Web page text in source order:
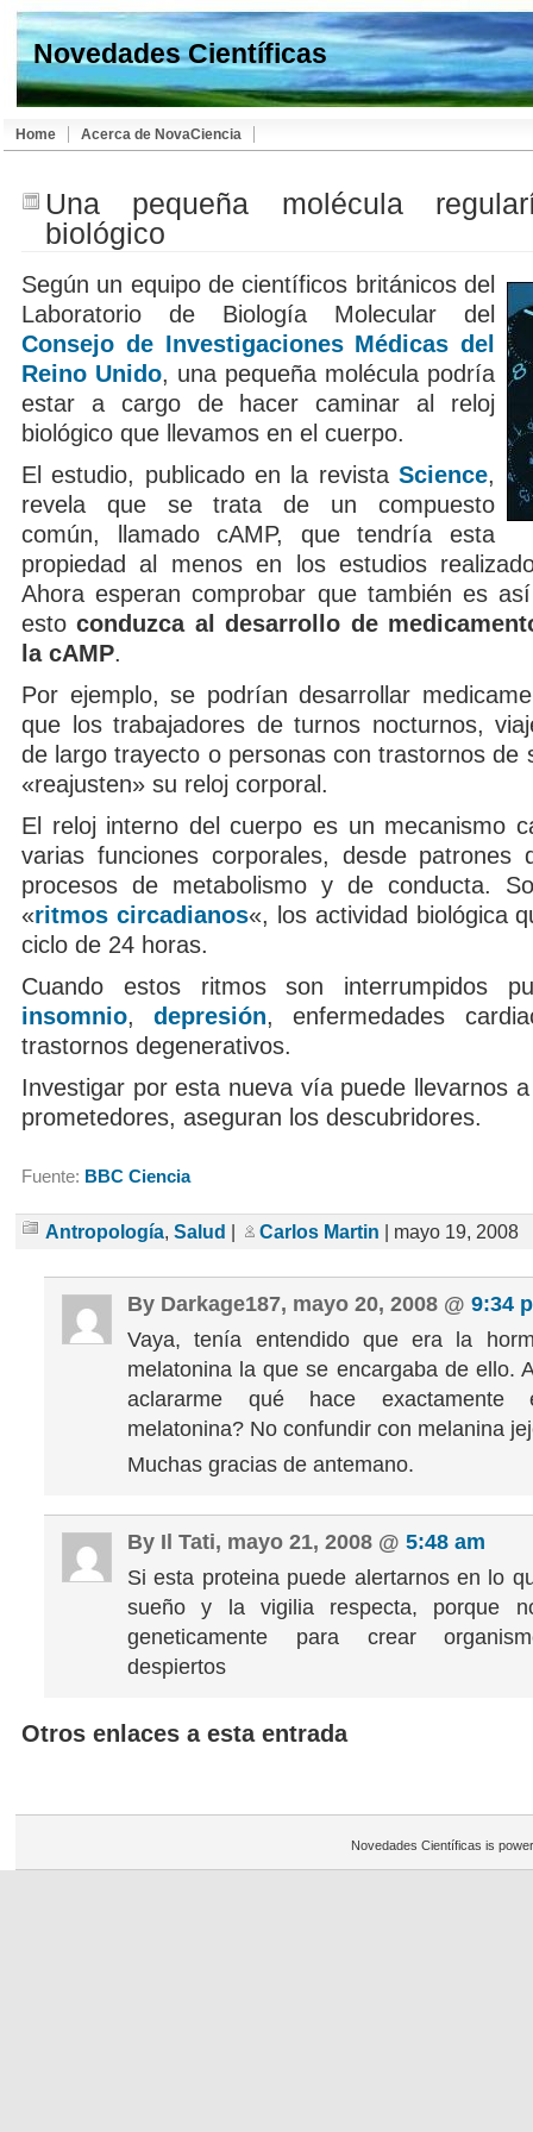
Novedades Científicas
Home Acerca de NovaCiencia
Una pequeña molécula
biológico
Según un equipo de científicos británicos del
Laboratorio de Biología Molecular del
Consejo de Investigaciones Médicas del
Reino Unido, una pequeña molécula podría
estar a cargo de hacer caminar al reloj
biológico que llevamos en el cuerpo.
El estudio, publicado en la revista Science,
revela que se trata de un compuesto
común, llamado cAMP, que tendría esta
propiedad al menos en los estudios
Ahora esperan comprobar que también es
estoconduzca al desarrollo de
la cAMP.
Por ejemplo, se podrían desarrollar
que los trabajadores de turnos nocturnos,
de largo trayecto o personas con trastornos de
«reajusten» su reloj corporal.
El reloj interno del cuerpo es un mecanismo
varias funciones corporales, desde patrones
procesos de metabolismo y de conducta.
«ritmos circadianos«, los actividad biológica
ciclo de 24 horas.
Cuando estos ritmos son interrumpidos
insomnio,depresión, enfermedades
trastornos degenerativos.
Investigar por esta nueva vía puede llevarnos
prometedores, aseguran los descubridores.
Fuente: BBC Ciencia
Antropología, Salud Carlos Martin | mayo 19, 2008
By Darkage187, mayo 20, 2008 @ 9:34
Vaya, tenía entendido que era la
melatonina la que se encargaba de ello.
aclararme qué hace exactamente
melatonina? No confundir con melanina
Muchas gracias de antemano.
By Il Tati, mayo 21, 2008 @ 5:48 am
Si esta proteina puede alertarnos en lo
sueño y la vigilia respecta, porque
geneticamente para crear
despiertos
Otros enlaces a esta entrada
Novedades Científicas is